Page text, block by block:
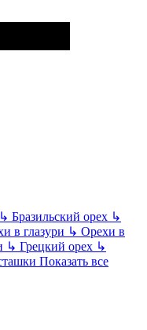
↳ Бразильский орех ↳
в глазури ↳ Орехи в
↳ Грецкий орех ↳
Показать все